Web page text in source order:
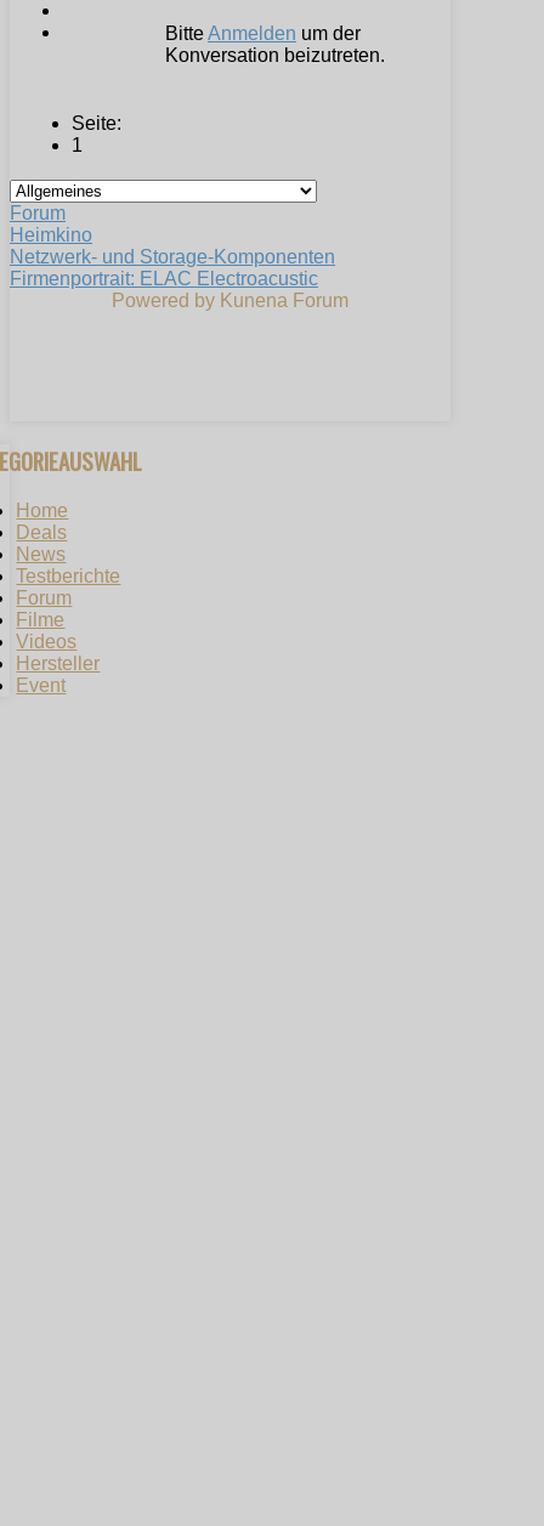
BitteAnmelden um der
Konversation beizutreten.
Seite:
1
Forum
Heimkino
Netzwerk- und Storage-Komponenten
Firmenportrait: ELAC Electroacustic
Powered by Kunena Forum
Home
Deals
News
Testberichte
Forum
Filme
Videos
Hersteller
Event